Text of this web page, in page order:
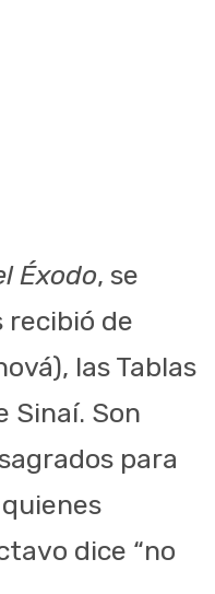
Éxodo, se
recibió de
las Tablas
Sinaí. Son
para
dice “no